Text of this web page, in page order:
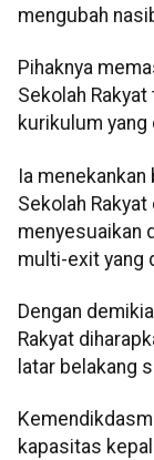
mengubah
Pihaknya
Sekolah
kurikulum
Ia
Sekolah
menyesuaikan
multi-exit yang
Dengan
Rakyat
latar belakang
kapasitas